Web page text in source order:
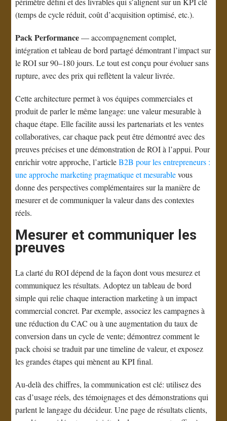
(temps de cycle réduit, coût d’acquisition optimisé, etc.).
Pack Performance— accompagnement complet,
intégration et tableau de bord partagé démontrant l’impact sur
le ROI sur 90–180 jours. Le tout est conçu pour évoluer sans
rupture, avec des prix qui reflètent la valeur livrée.
Cette architecture permet à vos équipes commerciales et
produit de parler le même langage: une valeur mesurable à
chaque étape. Elle facilite aussi les partenariats et les ventes
collaboratives, car chaque pack peut être démontré avec des
preuves précises et une démonstration de ROI à l’appui. Pour
enrichir votre approche, l’articleB2B pour les entrepreneurs :
une approche marketing pragmatique et mesurablevous
donne des perspectives complémentaires sur la manière de
mesurer et de communiquer la valeur dans des contextes
réels.
Mesurer et communiquer les
preuves
La clarté du ROI dépend de la façon dont vous mesurez et
communiquez les résultats. Adoptez un tableau de bord
simple qui relie chaque interaction marketing à un impact
commercial concret. Par exemple, associez les campagnes à
une réduction du CAC ou à une augmentation du taux de
conversion dans un cycle de vente; démontrez comment le
pack choisi se traduit par une timeline de valeur, et exposez
les grandes étapes qui mènent au KPI final.
Au-delà des chiffres, la communication est clé: utilisez des
cas d’usage réels, des témoignages et des démonstrations qui
parlent le langage du décideur. Une page de résultats clients,